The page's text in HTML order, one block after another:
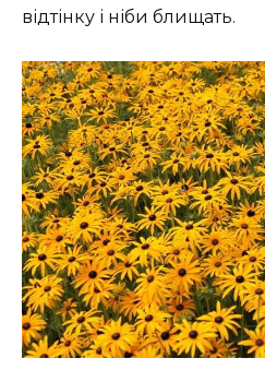
відтінку і ніби блищать.